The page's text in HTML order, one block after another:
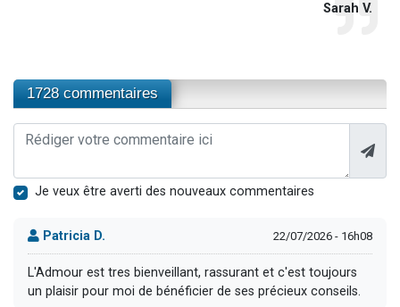
Sarah V.
1728 commentaires
Je veux être averti des nouveaux commentaires
Patricia D. 22/07/2026 - 16h08
L'Admour est tres bienveillant, rassurant et c'est toujours
un plaisir pour moi de bénéficier de ses précieux conseils.